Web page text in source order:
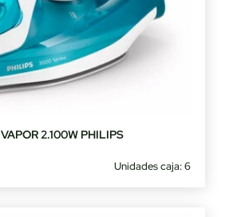
2.100W PHILIPS
Unidades caja: 6